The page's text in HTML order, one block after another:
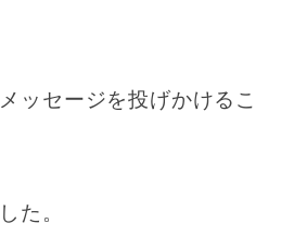
ッセージを投げかけるこ
た。